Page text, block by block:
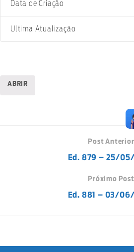
Data de Criação
Ultima Atualização
ABRIR
Post Anterior
Ed. 879 – 25/
Próximo Post
Ed. 881 – 03/